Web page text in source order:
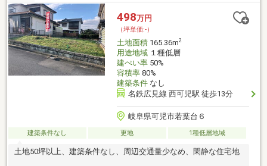
498万円
（坪単価:-）
土地面積165.36m2
用途地域１種低層
建ぺい率50%
容積率80%
建築条件なし
名鉄広見線 西可児駅 徒歩13分
岐阜県可児市若葉台６
建築条件なし 更地 1種低層地域
土地50坪以上、建築条件なし、周辺交通量少なめ、閑静な住宅地